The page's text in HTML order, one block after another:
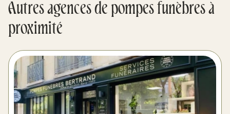
Autres agences de pompes funèbres à
proximité